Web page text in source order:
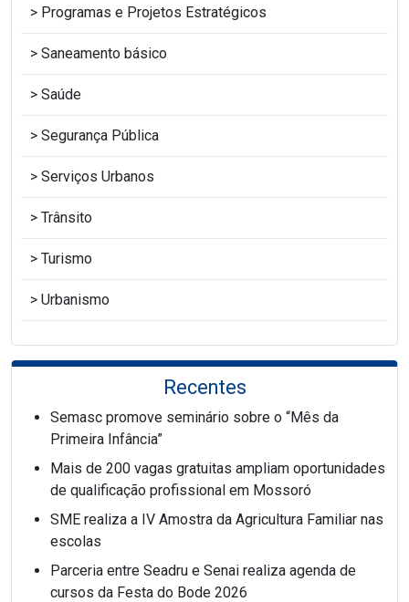
Programas e Projetos Estratégicos
Saneamento básico
Saúde
Segurança Pública
Serviços Urbanos
Trânsito
Turismo
Urbanismo
Recentes
Semasc promove seminário sobre o “Mês da
Primeira Infância”
Mais de 200 vagas gratuitas ampliam oportunidades
de qualificação profissional em Mossoró
SME realiza a IV Amostra da Agricultura Familiar nas
escolas
Parceria entre Seadru e Senai realiza agenda de
cursos da Festa do Bode 2026